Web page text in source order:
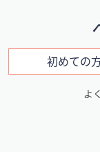
ン
初めての
よ